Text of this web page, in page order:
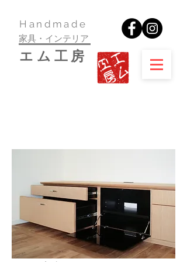
​Handmade
家具・インテリア
​エム工房